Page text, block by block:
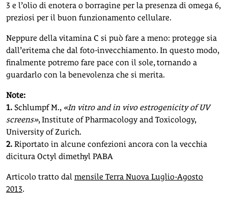
3 e l’olio di enotera o borragine per la presenza di omega 6,
preziosi per il buon funzionamento cellulare.
Neppure della vitamina C si può fare a meno: protegge sia
dall’eritema che dal foto-invecchiamento. In questo modo,
finalmente potremo fare pace con il sole, tornando a
guardarlo con la benevolenza che si merita.
Note:
1. Schlumpf M., «In vitro and in vivo estrogenicity of UV
screens», Institute of Pharmacology and Toxicology,
University of Zurich.
2. Riportato in alcune confezioni ancora con la vecchia
dicitura Octyl dimethyl PABA
Articolo tratto dal mensile Terra Nuova Luglio-Agosto
2013.